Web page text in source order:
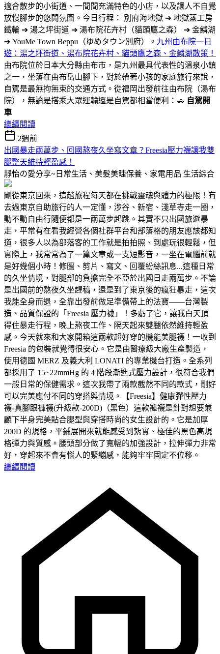
適合散步的小街道、一間間充滿特色的小店，以及讓人不自覺
放慢腳步的悠閒氛圍。今日行程： 別府海地獄 ➔ 地獄蒸工房
鐵輪 ➔ 湯之坪街道 ➔ 湯布院花卉村（貓頭鷹之森） ➔ 金鱗湖
➔ YouMe Town Beppu（ゆめタウン別府）。 九州由布院一日
遊：湯之坪街道、湯布院花卉村、貓頭鷹之森、金鱗湖散策！
由布院位於日本大分縣由布市，是九州最具代表性的溫泉小鎮
之一，坐落在由布岳山腳下，對於帶著小孩的家庭旅行來說，
自駕是最無拘無束的交通方式。從福岡出發前往由布院（湯布
院），無論是搭乘大眾運輸還是自駕都相當便利：🚗 自駕開
車
繼續閱讀
2週前
出國暴走兩萬步、回國熬夜久坐寫文章？Freesia壓力襪讓我雙
腿整天維持輕盈感！
靜怡の愛分享~日常生活、美髮美睫保養、家電用品 生活綜合
剛從東京回來，這趟旅程每天都在挑戰靈魂與體力的極限！有
去過東京自助旅行的人一定懂，涉谷、新宿、淺草寺走一圈，
動不動自由行隨便都是一兩萬步起跳。其實不只出國旅遊暴
走，平常有在看我經營各個社群平台和部落格的朋友應該都知
道，很多人以為部落客的工作就是拍拍照、到處玩很輕鬆，但
實際上，我常常為了一篇文章或一支短影音，一坐在電腦前就
是好幾個小時！修圖、剪片、寫文、回覆紛絲訊息...這種日常
的久坐情境，對腿部的負擔完全不亞於出國日走兩萬步。不論
是出國前的熬夜久坐趕稿，還是到了東京後的瘋狂暴走，這次
我能全身而退，全靠出發前做足準備帶上的法寶——台灣製
造、品質保證的「Freesia 壓力襪」！多虧了它，讓我白天頂
得住暴走行程，晚上熬夜工作、隔天起來雙腿依然維持輕盈
感。今天就來和大家開箱這兩款超好穿的機能美腿襪！一收到
Freesia 的包裝就覺得很安心。它是由醫療級大廠生產製造，
使用德國 MERZ 及義大利 LONATI 的專業機台打造。全系列
都採用了 15~22mmHg 的 4 階段漸進式壓力設計，很符合我們
一般日常的保健需求。這次我帶了兩款截然不同的款式，剛好
可以完美應付不同的穿搭與情境。【Freesia】健康彈性壓力
襪-真腳跟褲襪(升級款-200D)（黑色）這款褲襪是針對想要兼
顧下半身完美貼合腿型與穿搭時尚的女生設計的。它是加厚
200D 的規格，平鋪展開來就能感受到紮實、極佳的黑色高規
格彈力與質感。腰頭部分做了寬幅的加強設計，拉伸彈力非常
好，穿起來不會有惱人的緊繃感，能夠牢牢固定不位移。
繼續閱讀